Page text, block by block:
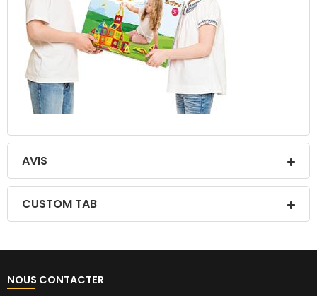
AVIS
CUSTOM TAB
NOUS CONTACTER